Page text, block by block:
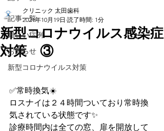
記事一覧
難しい症例
お知らせ
新型コロナウイルス対策
新型コロナウイルス感染症
対策 ③
クリニック 太田歯科
2021年10月19日 読了時間: 1分
✅常時換気☀️
ロスナイは２４時間ついており常時換
気されている状態です✨
診療時間内は全ての窓、扉を開放して